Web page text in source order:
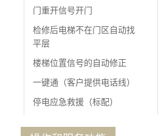
门重开信号开门
检修后电梯不在门区自动找
平层
楼梯位置信号的自动修正
一键通（客户提供电话线）
停电应急救援（标配）